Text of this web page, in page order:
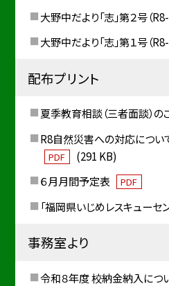
大野中だより「志」第２号（
大野中だより「志」第１号（
配布プリント
夏季教育相談（三者面談）の
R8自然災害への対応につい
PDF
(291 KB)
６月月間予定表
PDF
「福岡県いじめレスキューセ
事務室より
令和８年度 校納金納入につ